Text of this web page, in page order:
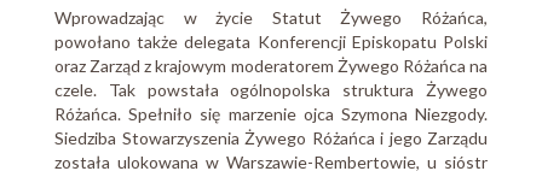
Wprowadzając w życie Statut Żywego Różańca,
powołano także delegata Konferencji Episkopatu Polski
oraz Zarząd z krajowym moderatorem Żywego Różańca na
czele. Tak powstała ogólnopolska struktura Żywego
Różańca. Spełniło się marzenie ojca Szymona Niezgody.
Siedziba Stowarzyszenia Żywego Różańca i jego Zarządu
została ulokowana w Warszawie-Rembertowie, u sióstr